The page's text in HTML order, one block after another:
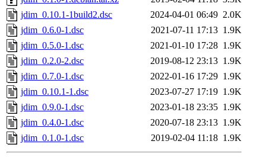
jdim_0.10.1-1build2.dsc
2024-04-01 06:49 2.0K
jdim_0.6.0-1.dsc
2021-07-11 17:13 1.9K
jdim_0.5.0-1.dsc
2021-01-10 17:28 1.9K
jdim_0.2.0-2.dsc
2019-08-12 23:13 1.9K
jdim_0.7.0-1.dsc
2022-01-16 17:29 1.9K
jdim_0.10.1-1.dsc
2023-07-27 17:19 1.9K
jdim_0.9.0-1.dsc
2023-01-18 23:35 1.9K
jdim_0.4.0-1.dsc
2020-07-18 23:13 1.9K
jdim_0.1.0-1.dsc
2019-02-04 11:18 1.9K